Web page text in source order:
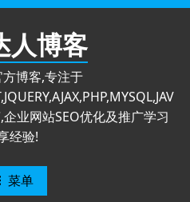
人博客
博客,专注于
业网站SEO优化及推广学习
经验!
菜单